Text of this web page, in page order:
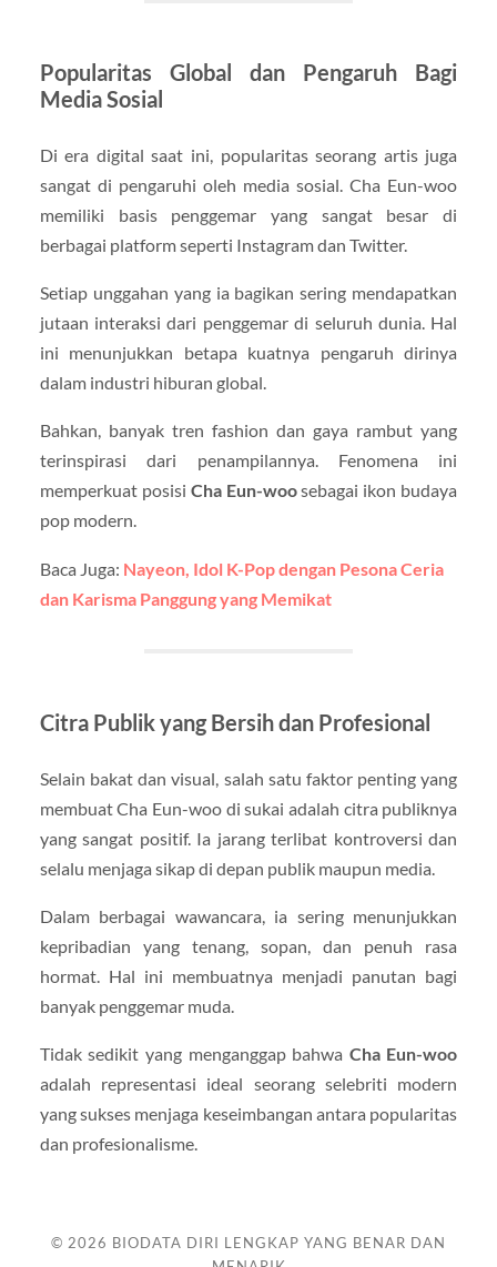
Popularitas Global dan Pengaruh Bagi
Media Sosial
Di era digital saat ini, popularitas seorang artis juga
sangat di pengaruhi oleh media sosial. Cha Eun-woo
memiliki basis penggemar yang sangat besar di
berbagai platform seperti Instagram dan Twitter.
Setiap unggahan yang ia bagikan sering mendapatkan
jutaan interaksi dari penggemar di seluruh dunia. Hal
ini menunjukkan betapa kuatnya pengaruh dirinya
dalam industri hiburan global.
Bahkan, banyak tren fashion dan gaya rambut yang
terinspirasi dari penampilannya. Fenomena ini
memperkuat posisi Cha Eun-woosebagai ikon budaya
pop modern.
Baca Juga: Nayeon, Idol K-Pop dengan Pesona Ceria
dan Karisma Panggung yang Memikat
Citra Publik yang Bersih dan Profesional
Selain bakat dan visual, salah satu faktor penting yang
membuat Cha Eun-woo di sukai adalah citra publiknya
yang sangat positif. Ia jarang terlibat kontroversi dan
selalu menjaga sikap di depan publik maupun media.
Dalam berbagai wawancara, ia sering menunjukkan
kepribadian yang tenang, sopan, dan penuh rasa
hormat. Hal ini membuatnya menjadi panutan bagi
banyak penggemar muda.
Tidak sedikit yang menganggap bahwa Cha Eun-woo
adalah representasi ideal seorang selebriti modern
yang sukses menjaga keseimbangan antara popularitas
dan profesionalisme.
© 2026 BIODATA DIRI LENGKAP YANG BENAR DAN